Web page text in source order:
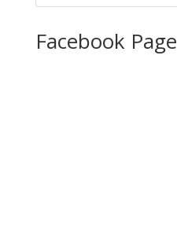
Facebook Page